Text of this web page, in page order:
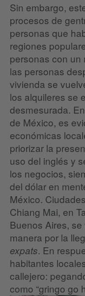
Sin embargo,
procesos de
personas que
regiones
personas con un
las personas
vivienda se
los alquileres se
desmesurada.
de México, es
económicas
priorizar la
uso del inglés y
los negocios,
del dólar en
México.
Chiang Mai, en
Buenos Aires,
manera por la
expats. En
habitantes
callejero:
como “gringo go